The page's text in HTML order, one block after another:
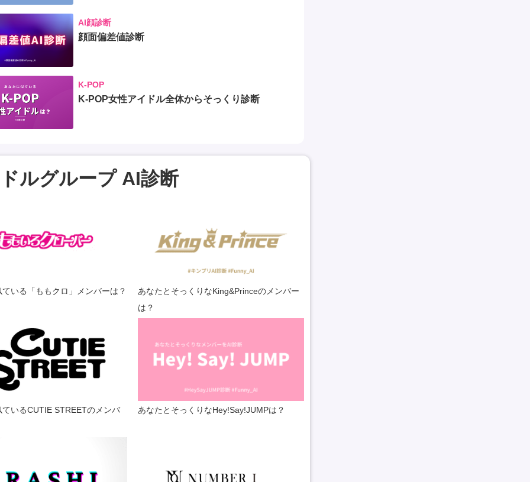
AI顔診断
顔面偏差値診断
K-POP
K-POP女性アイドル全体からそっくり診断
ルグループ AI診断
いる「ももクロ」メンバーは？
あなたとそっくりなKing&Princeのメンバー
は？
ているCUTIE STREETのメンバ あなたとそっくりなHey!Say!JUMPは？